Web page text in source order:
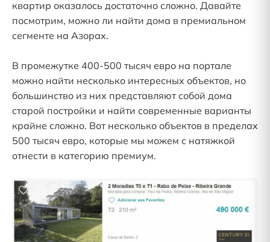
квартир оказалось достаточно сложно. Давайте
посмотрим, можно ли найти дома в премиальном
сегменте на Азорах.
В промежутке 400-500 тысяч евро на портале
можно найти несколько интересных объектов, но
большинство из них представляют собой дома
старой постройки и найти современные варианты
крайне сложно. Вот несколько объектов в пределах
500 тысяч евро, которые мы можем с натяжкой
отнести в категорию премиум.